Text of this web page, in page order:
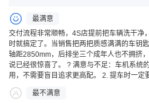
最满意
交付流程非常顺畅，4S店提前把车辆洗干净
时就搞定了。当销售把两把质感满满的车钥
轴距2850mm，后排坐三个成年人也不拥挤
说已经很惊喜了。 ? 满意与不足：车机系统
用，不需要盲目追求更高配。 2. 提车时一定
最不满意